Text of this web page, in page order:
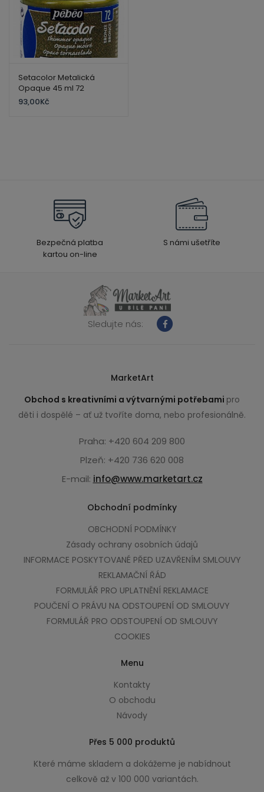
Setacolor Metalická
Opaque 45 ml 72
Metalická – Bronze
93,00Kč
Bezpečná platba
kartou on-line
S námi ušetříte
Sledujte nás:
MarketArt
Obchod s kreativními a výtvarnými potřebami pro
děti i dospělé – ať už tvoříte doma, nebo profesionálně.
Praha: +420 604 209 800
Plzeň: +420 736 620 008
E-mail: info@www.marketart.cz
Obchodní podmínky
OBCHODNÍ PODMÍNKY
Zásady ochrany osobních údajů
INFORMACE POSKYTOVANÉ PŘED UZAVŘENÍM SMLOUVY
REKLAMAČNÍ ŘÁD
FORMULÁŘ PRO UPLATNĚNÍ REKLAMACE
POUČENÍ O PRÁVU NA ODSTOUPENÍ OD SMLOUVY
FORMULÁŘ PRO ODSTOUPENÍ OD SMLOUVY
COOKIES
Menu
Kontakty
O obchodu
Návody
Přes 5 000 produktů
Které máme skladem a dokážeme je nabídnout
celkově až v 100 000 variantách.